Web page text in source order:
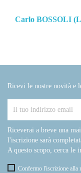
Carlo BOSSOLI
Ricevi le nostre novità e
Riceverai a breve una
l'iscrizione sarà
A questo scopo, cerca le
Confermo l'iscrizione alla